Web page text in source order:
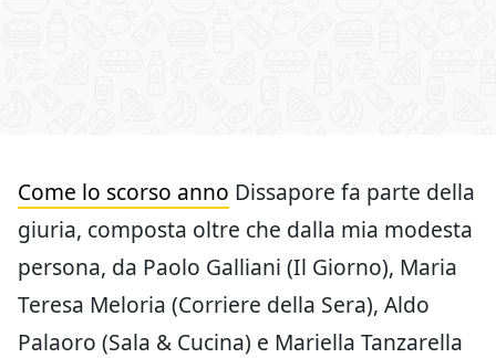
Come lo scorso anno Dissapore fa parte della
giuria, composta oltre che dalla mia modesta
persona, da Paolo Galliani (Il Giorno), Maria
Teresa Meloria (Corriere della Sera), Aldo
Palaoro (Sala & Cucina) e Mariella Tanzarella